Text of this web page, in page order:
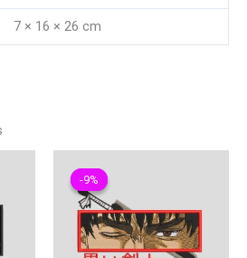
7 × 16 × 26 cm
-9%
-9%